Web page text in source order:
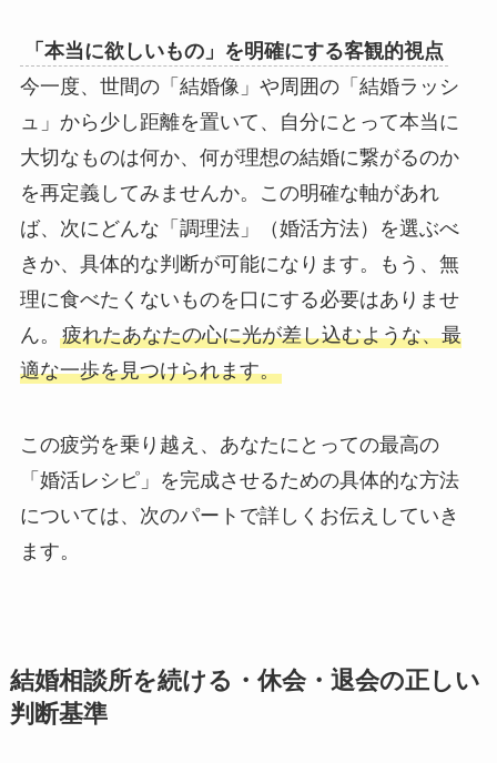
「本当に欲しいもの」を明確にする客観的視点
今一度、世間の「結婚像」や周囲の「結婚ラッシ
ュ」から少し距離を置いて、自分にとって本当に
大切なものは何か、何が理想の結婚に繋がるのか
を再定義してみませんか。この明確な軸があれ
ば、次にどんな「調理法」（婚活方法）を選ぶべ
きか、具体的な判断が可能になります。もう、無
理に食べたくないものを口にする必要はありませ
ん。 疲れたあなたの心に光が差し込むような、最
適な一歩を見つけられます。
この疲労を乗り越え、あなたにとっての最高の
「婚活レシピ」を完成させるための具体的な方法
については、次のパートで詳しくお伝えしていき
ます。
結婚相談所を続ける・休会・退会の正しい
判断基準